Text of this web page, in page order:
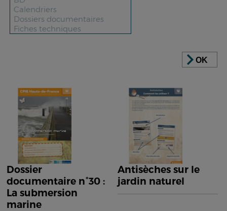
OK
Dossier
documentaire n°30 :
La submersion
marine
Antisèches sur le
jardin naturel